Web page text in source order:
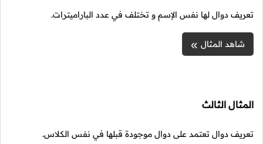
تعريف دوال لها نفس الإسم و تختلف في عدد الباراميترات.
شاهد المثال
المثال الثالث
تعريف دوال تعتمد على دوال موجودة قبلها في نفس الكلاس.